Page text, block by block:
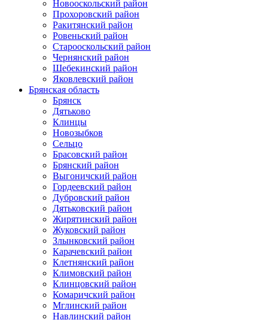
Новооскольский район
Прохоровский район
Ракитянский район
Ровеньский район
Старооскольский район
Чернянский район
Шебекинский район
Яковлевский район
Брянская область
Брянск
Дятьково
Клинцы
Новозыбков
Сельцо
Брасовский район
Брянский район
Выгоничский район
Гордеевский район
Дубровский район
Дятьковский район
Жирятинский район
Жуковский район
Злынковский район
Карачевский район
Клетнянский район
Климовский район
Клинцовский район
Комаричский район
Мглинский район
Навлинский район